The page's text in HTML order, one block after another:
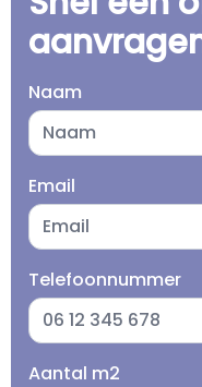
Naam
Email
Telefoonnummer
Aantal m2